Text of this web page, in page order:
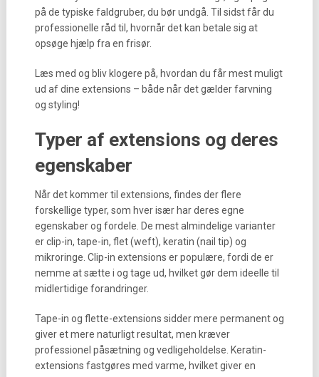
på de typiske faldgruber, du bør undgå. Til sidst får du
professionelle råd til, hvornår det kan betale sig at
opsøge hjælp fra en frisør.
Læs med og bliv klogere på, hvordan du får mest muligt
ud af dine extensions – både når det gælder farvning
og styling!
Typer af extensions og deres
egenskaber
Når det kommer til extensions, findes der flere
forskellige typer, som hver især har deres egne
egenskaber og fordele. De mest almindelige varianter
er clip-in, tape-in, flet (weft), keratin (nail tip) og
mikroringe. Clip-in extensions er populære, fordi de er
nemme at sætte i og tage ud, hvilket gør dem ideelle til
midlertidige forandringer.
Tape-in og flette-extensions sidder mere permanent og
giver et mere naturligt resultat, men kræver
professionel påsætning og vedligeholdelse. Keratin-
extensions fastgøres med varme, hvilket giver en